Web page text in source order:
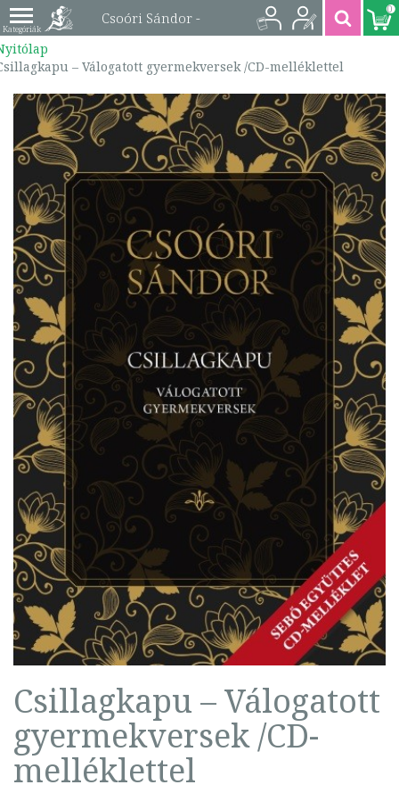
Csoóri Sándor -
Válogatott
gyermekversek /CD-
melléklettel |
9786155068355
0
– Válogatott gyermekversek /CD-melléklettel
Csillagkapu – Válogatott
gyermekversek /CD-
melléklettel